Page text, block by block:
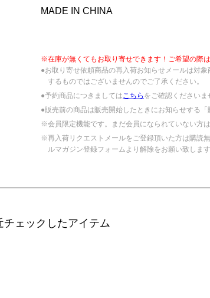
MADE IN CHINA
※在庫が無くてもお取り寄せできます！ご希望の際
●お取り寄せ依頼商品の再入荷お知らせメールは対
するものではございませんのでご了承ください。
●予約商品につきましてはこちら をご確認くださいま
●販売前の商品は販売開始したときにお知らせする「
※会員限定機能です。まだ会員になられていない方は
※再入荷リクエストメールをご登録頂いた方は購読
ルマガジン登録フォームより解除をお願い致します
チェックしたアイテム